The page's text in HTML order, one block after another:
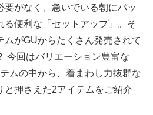
要がなく、急いでいる朝にパッ
る便利な「セットアップ」。そ
ムがGUからたくさん発売されて
今回はバリエーション豊富な
ムの中から、着まわし力抜群な
と押さえた2アイテムをご紹介